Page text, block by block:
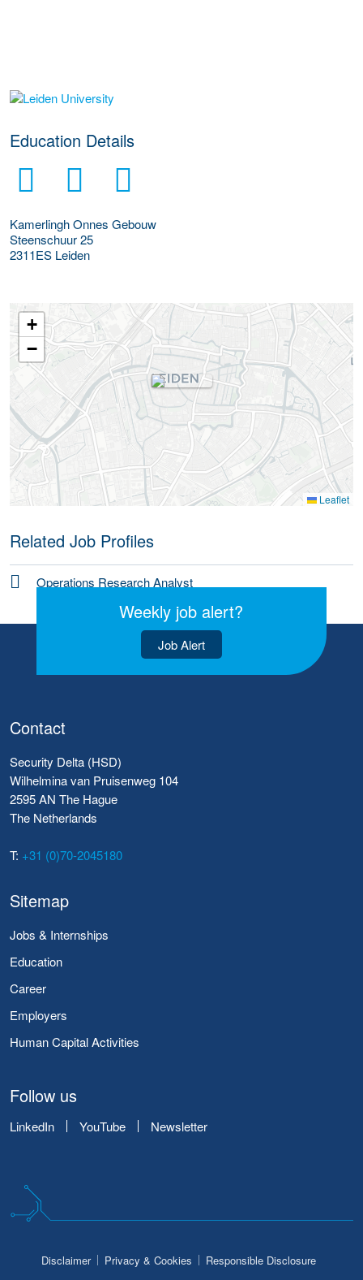
about this provider
Education Details
Kamerlingh Onnes Gebouw
Steenschuur 25
2311ES Leiden
+
−
Leaflet
Related Job Profiles
Operations Research Analyst
Weekly job alert?
Job Alert
Contact
Security Delta (HSD)
Wilhelmina van Pruisenweg 104
2595 AN The Hague
The Netherlands
T: +31 (0)70-2045180
Sitemap
Jobs & Internships
Education
Career
Employers
Human Capital Activities
Follow us
LinkedIn YouTube Newsletter
Disclaimer Privacy & Cookies Responsible Disclosure